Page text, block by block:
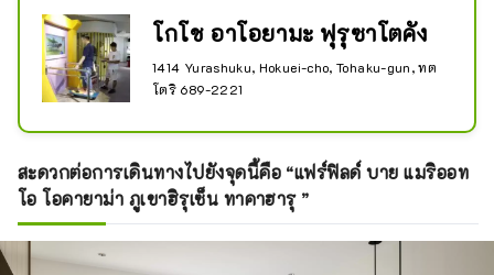
โกโช อาโอยามะ ฟุรุซาโตคัง
1414 Yurashuku, Hokuei-cho, Tohaku-gun, ทต
โตริ 689-2221
สะดวกต่อการเดินทางไปยังจุดนี้คือ “แฟร์ฟิลด์ บาย แมริออท
โอ โอคายาม่า ภูเขาฮิรุเซ็น ทาคาฮารุ ”